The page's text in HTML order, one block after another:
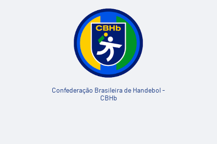
Confederação Brasileira de Handebol -
CBHb